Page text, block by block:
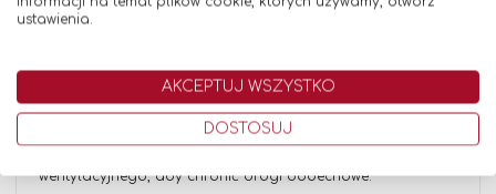
Optrel w sklepie Tomsystem, masz gwarancję otrzymania w
Przygotowanie i stosowanie: Należy stosować produkt
zgodnie z przeznaczeniem. Należy upewnić się, że system
wentylacyjny jest sprawny przed rozpoczęciem pracy.
wentylacyjnego, aby chronić drogi oddechowe.
ustawienia.
AKCEPTUJ WSZYSTKO
DOSTOSUJ